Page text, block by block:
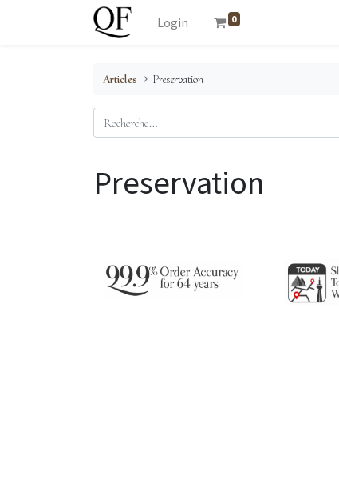
Login 0
Articles Preservation
Preservation